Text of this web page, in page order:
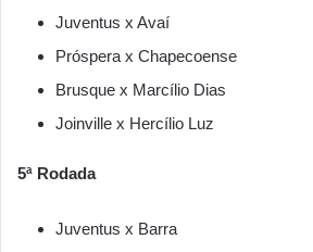
Juventus x Avaí
Próspera x Chapecoense
Brusque x Marcílio Dias
Joinville x Hercílio Luz
5ª Rodada
Juventus x Barra